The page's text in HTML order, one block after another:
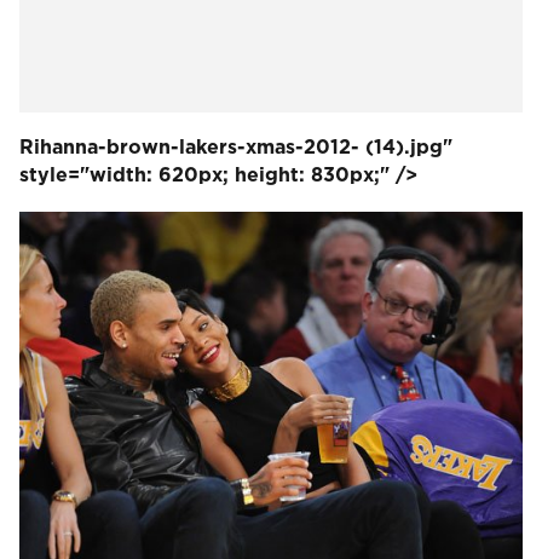
Rihanna-brown-lakers-xmas-2012- (14).jpg"
style="width: 620px; height: 830px;" />